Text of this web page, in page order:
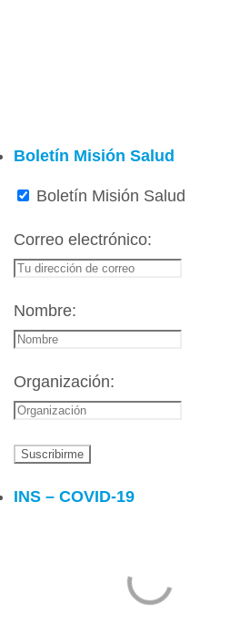
Boletín Misión Salud
Boletín Misión Salud
Correo electrónico:
Nombre:
Organización:
INS – COVID-19